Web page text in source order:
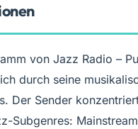
von Jazz Radio –
durch seine
Der Sender
Subgenres: